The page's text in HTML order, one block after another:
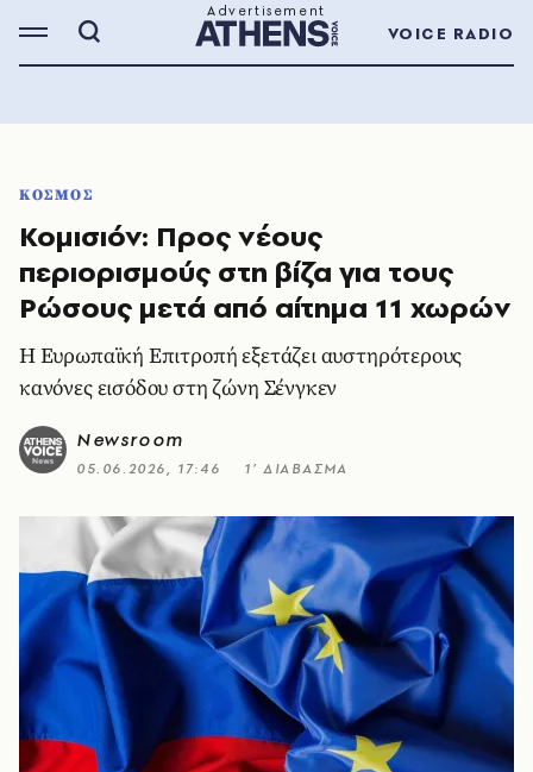
VOICE RADIO
ΚΟΣΜΟΣ
Κομισιόν: Προς νέους
περιορισμούς στη βίζα για τους
Ρώσους μετά από αίτημα 11 χωρών
Η Ευρωπαϊκή Επιτροπή εξετάζει αυστηρότερους
κανόνες εισόδου στη ζώνη Σένγκεν
Newsroom
05.06.2026, 17:46 1’ ΔΙΑΒΑΣΜΑ